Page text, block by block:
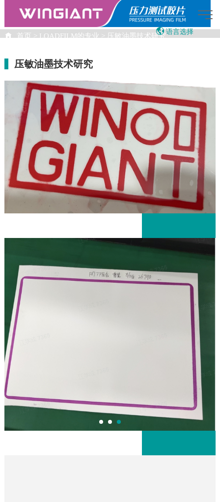
语言选择
首页>LOADFILM的专业>压敏油墨技术研究
LOADFILM的专业
压敏油墨技术研究
AI智能助手 00:49:54
您好，我是智能助手LOADFILM，很高兴为
您服务
常见问题
1.压敏纸是什么
2.LOADFILM产品示意
3.LOADFILM的销售联系人